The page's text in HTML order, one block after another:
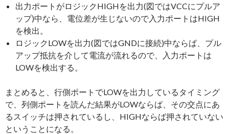
出力ポートがロジックHIGHを出力(図ではVCCにプルア
ップ)中なら、電位差が生じないので入力ポートはHIGH
を検出。
ロジックLOWを出力(図ではGNDに接続)中ならば、プル
アップ抵抗を介して電流が流れるので、入力ポートは
LOWを検出する。
まとめると、行側ポートでLOWを出力しているタイミング
で、列側ポートを読んだ結果がLOWならば、その交点にあ
るスイッチは押されているし、HIGHならば押されていない
ということになる。